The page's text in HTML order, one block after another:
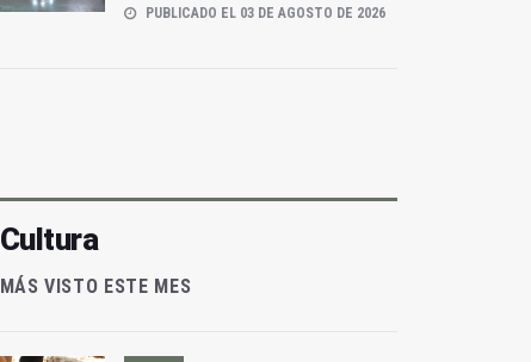
PUBLICADO EL 03 DE AGOSTO DE 2026
Cultura
MÁS VISTO ESTE MES